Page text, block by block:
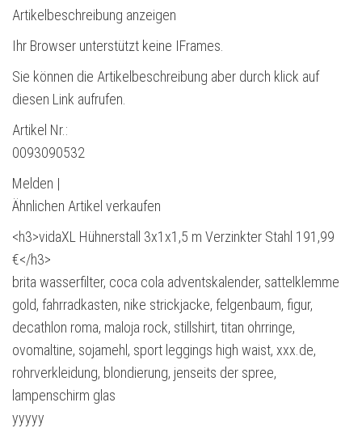
Artikelbeschreibung anzeigen
Ihr Browser unterstützt keine IFrames.
Sie können die Artikelbeschreibung aber durch klick auf
diesen Link aufrufen.
Artikel Nr.:
0093090532
Melden |
Ähnlichen Artikel verkaufen
<h3>vidaXL Hühnerstall 3x1x1,5 m Verzinkter Stahl 191,99
€</h3>
brita wasserfilter, coca cola adventskalender, sattelklemme
gold, fahrradkasten, nike strickjacke, felgenbaum, figur,
decathlon roma, maloja rock, stillshirt, titan ohrringe,
ovomaltine, sojamehl, sport leggings high waist, xxx.de,
rohrverkleidung, blondierung, jenseits der spree,
lampenschirm glas
yyyyy